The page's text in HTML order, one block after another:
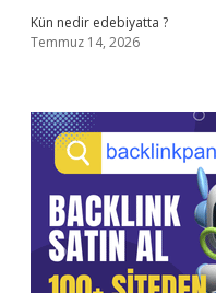
Kün nedir edebiyatta ?
Temmuz 14, 2026